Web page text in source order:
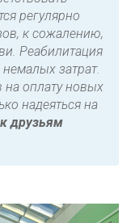
регулярно
к сожалению,
Реабилитация
затрат.
на оплату новых
надеяться на
друзьям